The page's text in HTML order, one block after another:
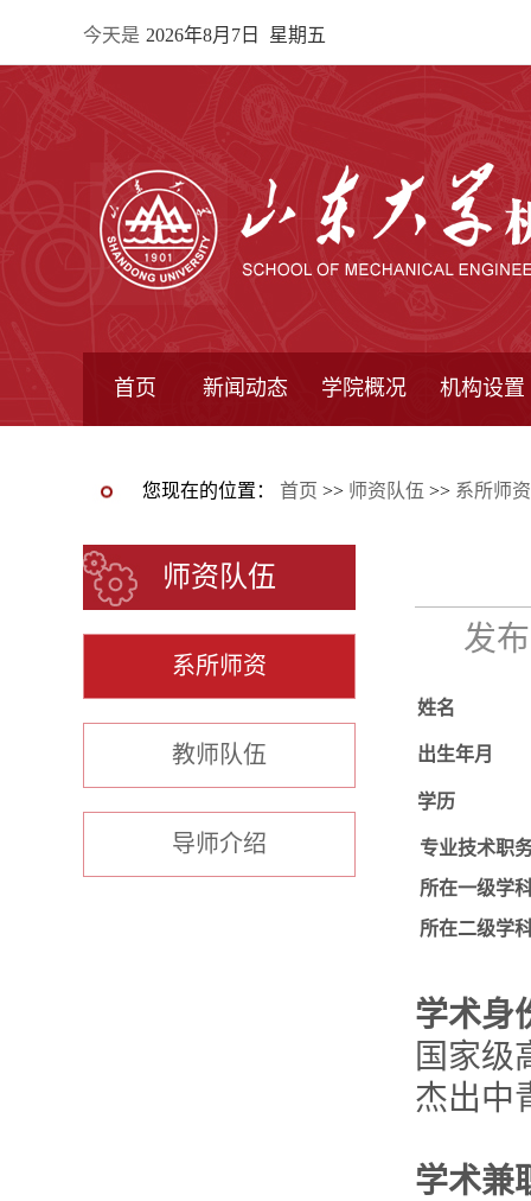
今天是 2026年8月7日 星期五
首页 新闻动态 学院概况 机构设置
您现在的位置： 首页 >> 师资队伍 >> 系所师资
师资队伍
系所师资
教师队伍
导师介绍
发
姓名
出生年月
学历
专业技术职
所在一级学
所在二级学
学术身
国家级
杰出中
学术兼